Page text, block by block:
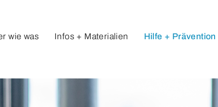
wie was Infos + Materialien Hilfe + Prävention